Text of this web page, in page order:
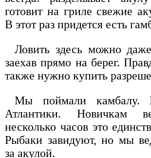
готовит на гриле свежие
В этот раз придется есть
Ловить здесь можно
заехав прямо на берег.
также нужно купить
Мы поймали камбалу.
Атлантики. Новичкам
несколько часов это
Рыбаки завидуют, но мы
за акулой.